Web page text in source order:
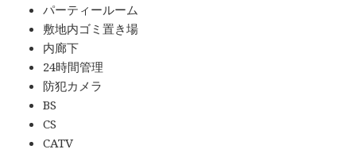
パーティールーム
敷地内ゴミ置き場
内廊下
24時間管理
防犯カメラ
BS
CS
CATV